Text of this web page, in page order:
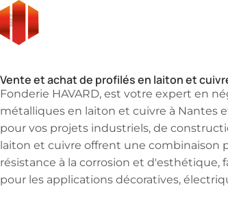
Grossiste de profilé métallique en cuivre,
Vente et achat de profilés en laiton et
Fonderie HAVARD, est votre expert en
métalliques en laiton et cuivre à Nantes
pour vos projets industriels, de
laiton et cuivre offrent une combinaison
résistance à la corrosion et d'esthétique,
pour les applications décoratives,